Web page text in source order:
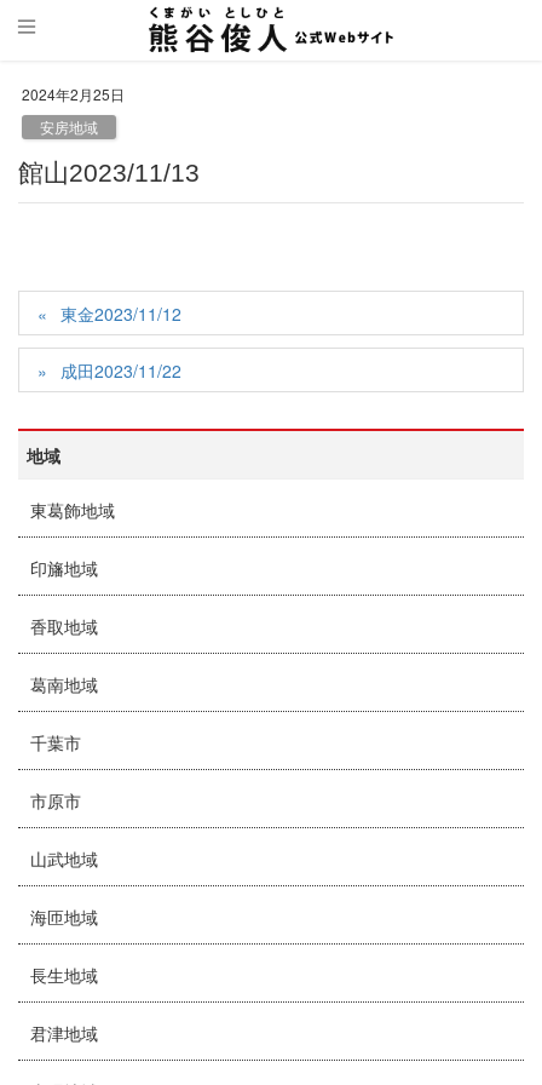
2024年2月25日
安房地域
館山2023/11/13
東金2023/11/12
成田2023/11/22
地域
東葛飾地域
印旛地域
香取地域
葛南地域
千葉市
市原市
山武地域
海匝地域
長生地域
君津地域